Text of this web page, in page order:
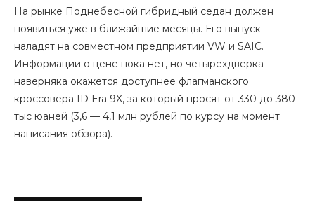
На рынке Поднебесной гибридный седан должен
появиться уже в ближайшие месяцы. Его выпуск
наладят на совместном предприятии VW и SAIC.
Информации о цене пока нет, но четырехдверка
наверняка окажется доступнее флагманского
кроссовера ID Era 9X, за который просят от 330 до 380
тыс юаней (3,6 — 4,1 млн рублей по курсу на момент
написания обзора).